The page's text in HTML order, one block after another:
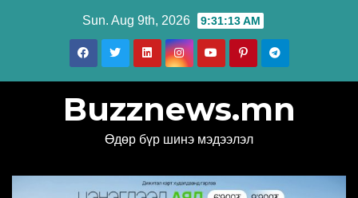
Sun. Aug 9th, 2026 9:31:14 AM
Buzznews.mn
Өдөр бүр шинэ мэдээлэл